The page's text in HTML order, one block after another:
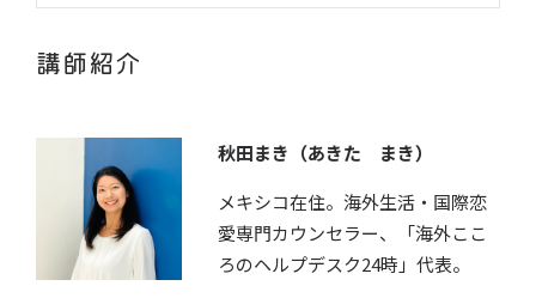
講師紹介
秋田まき（あきた まき）
メキシコ在住。海外生活・国際恋
愛専門カウンセラー、
「海外ここ
ろのヘルプデスク24時」代表。